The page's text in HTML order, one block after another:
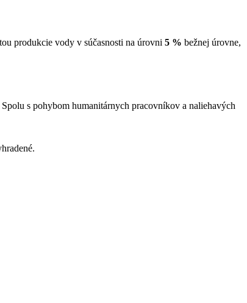
produkcie vody v súčasnosti na úrovni 5 % bežnej úrovne,
s pohybom humanitárnych pracovníkov a naliehavých